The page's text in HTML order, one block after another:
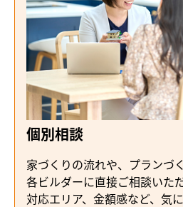
個別相談
家づくりの流れや、プランづ
各ビルダーに直接ご相談いた
対応エリア、金額感など、気